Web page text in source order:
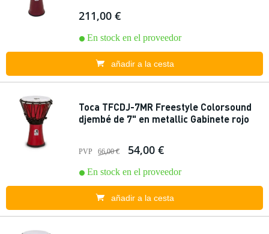
211,00 €
En stock en el proveedor
añadir a la cesta
Toca TFCDJ-7MR Freestyle Colorsound
djembé de 7" en metallic Gabinete rojo
PVP 66,00 € 54,00 €
En stock en el proveedor
añadir a la cesta